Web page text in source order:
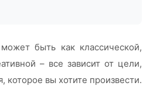
быть как классической,
– все зависит от цели,
которое вы хотите произвести.